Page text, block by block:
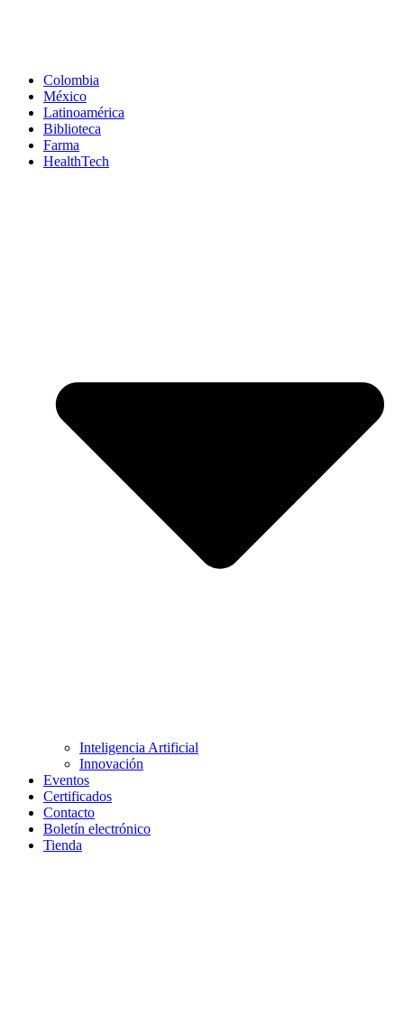
Colombia
México
Latinoamérica
Biblioteca
Farma
HealthTech
Inteligencia Artificial
Innovación
Eventos
Certificados
Contacto
Boletín electrónico
Tienda